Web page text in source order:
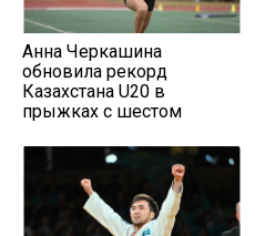
Анна Черкашина
обновила рекорд
Казахстана U20 в
прыжках с шестом